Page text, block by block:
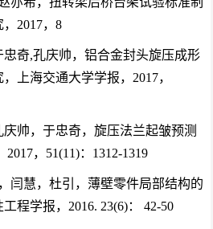
2017，8
忠奇,孔庆帅，铝合金封头旋压成形
上海交通大学学报，2017，
庆帅，于忠奇，旋压法兰起皱预测
，51(11)：1312-1319
闫慧，杜引，薄壁零件局部结构的
程学报，2016. 23(6)： 42-50